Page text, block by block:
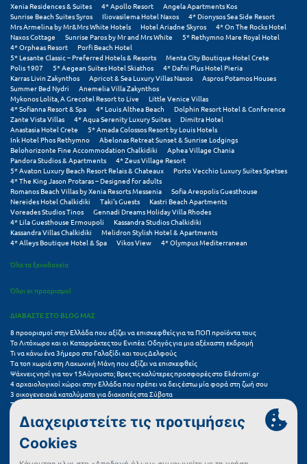
Xenia Residences & Suites
4* Apollo Resort
Angela Apartments Kos
Sunrise Beach Suites Syros
Iliovasilema Hotel Naxos
4* Dionysos Sea Side Resort
Mrs Armelina by Mr&Mrs White Hotels
Hotel Ariadne Skyros
4* On The Rocks Hotel
Naxos Cottage
Sunrise Paros by Mr and Mrs White
5* Rethymno Mare Royal Hotel
4* Orpheas Resort
Porfi Beach Hotel
5* Lesante Classic – Preferred Hotels & Resorts
Menta City Boutique Hotel Crete
Polis 1907
5* Aegean Suites Hotel Skiathos
4* Dafni Plus Hotel Pieria
Karras Livin Zakynthos
Apricot & Sea Luxury Villas Naxos
Aspros Potamos Houses
Summer Bed Nydri
Anemelia Villa Zakynthos
Mykonos Lolita, A Grecotel Resort to Live
Little Venice Villas
4* Sofianna Resort & Spa
4* Louis Althea Beach
Dolphin Resort Hotel & Conference
Zante Vista Villas
4* Aqua Serenity Luxury Suites
Dimitra Hotel
Anastasia Hotel Crete
5* Amada Colossos Resort by Louis Hotels
Ink Hotel Phos Rethymno
Abelonas Retreat Sunset & Sunrise Lodgings
Belohorizonte Fine Accommodation Chalkidiki
Aphea Village Chania
Pandora Studios & Apartments
4* Zeus Village Resort
5* Avaton Luxury Beach Resort Relais & Chateaux
Porto Vecchio Luxury Suites Spetses
4* The King Jason Protaras – Designed for adults
Romanos Beach Villas by Xenia Resorts Messenia
Sofia Areopolis Guesthouse
Nereides Hotel Chalkidiki
Taki's Guests
Kastri Beach Apartments
Voreades Studios Tinos
Gennadi Dreams Holiday Villa Rhodes
4* Lila Guesthouse Ermoupoli
Kassandra Studios Chalkidiki
Kassandra Villas Chalkidiki
Melidron Stylish Hotel & Apartments
4* Alleys Boutique Hotel & Spa
Vikos View 4* Olympus Mediterranean
Όλα τα ξενοδοχεία
Όλοι οι προορισμοί
ΔΙΑΒΑΣΤΕ ΣΤΟ BLOG ΜΑΣ
8 προορισμοί στην Ελλάδα που αξίζει να επισκεφθείς για τα ΠΟΠ προϊόντα τους
Το Λιτόχωρο και οι Καταρράκτες του Ενιπέα: Οδηγός για μια αξέχαστη εκδρομή
Τι να κάνω ένα 3ήμερο στο Γαλαξίδι και τους Δελφούς
Τα τοπ χωριά στη Λακωνική Μάνη που αξίζει να επισκεφθείς
Ψάχνεις νησί για τον 15Αύγουστο; Βρες τις καλύτερες προσφορές στο Ekdromi.gr
4 αρχαιολογικοί χώροι στην Ελλάδα που πρέπει να δεις έστω μία φορά στη ζωή σου
3 οικογενειακά καταλύματα για διακοπές στα Σύβοτα
Τα 11 καλύτερα καλοκαιρινά resorts στην Ελλάδα
7 μικρά ελληνικά νησιά για αξέχαστες καλοκαιρινές διακοπές
5+1 ινσταγκραμικές παραλίες στην Ελλάδα που αξίζουν μια θέση στο feed σου
Συχνές Ερωτήσεις (FAQs) για Ξενοδοχεία